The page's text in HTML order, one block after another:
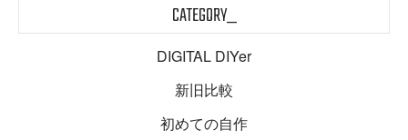
CATEGORY_
DIGITAL DIYer
新旧比較
初めての自作